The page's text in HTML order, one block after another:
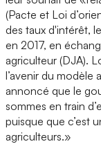
(Pacte et Loi
des taux d'intérêt,
en 2017, en
agriculteur (DJA).
l’avenir du modèle
annoncé que le
sommes en train
puisque que c’est
agriculteurs.»